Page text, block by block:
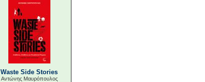
Waste Side Stories
Αντώνης Μαυρόπουλος